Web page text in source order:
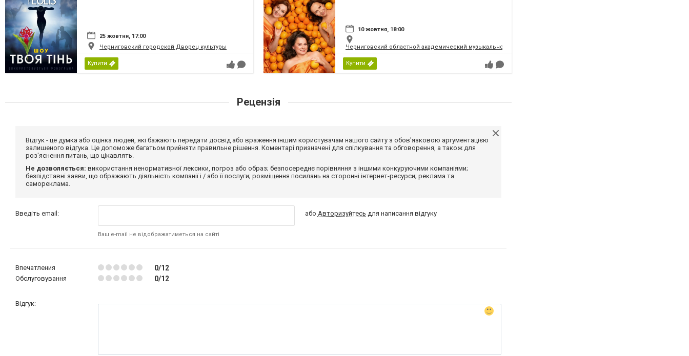
25 жовтня, 17:00
Черниговский городской Дворец культуры
Купити
10 жовтня, 18:00
Черниговский областной академический музыкально-драматический театр имени Т.Г.Шевченко
Купити
Рецензія
Відгук - це думка або оцінка людей, які бажають передати досвід або враження іншим користувачам нашого сайту з обов'язковою аргументацією
залишеного відгука. Це допоможе багатьом прийняти правильне рішення. Коментарі призначені для спілкування та обговорення, а також для
роз'яснення питань, що цікавлять.
Не дозволяється: використання ненормативної лексики, погроз або образ; безпосереднє порівняння з іншими конкуруючими компаніями;
безпідставні заяви, що ображають діяльність компанії і / або її послуги; розміщення посилань на сторонні інтернет-ресурси; реклама та
самореклама.
Введіть email:
Ваш e-mail не відображатиметься на сайті
або Авторизуйтесь для написання відгуку
Впечатления 0/12
Обслуговування 0/12
Відгук: